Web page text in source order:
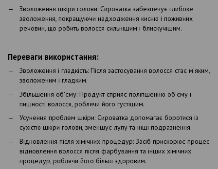
Зволоження шкіри голови: Сироватка забезпечує глибоке
зволоження, покращуючи надходження кисню і поживних
речовин, що робить волосся сильнішим і блискучішим.
Переваги використання:
Зволоження і гладкість: Після застосування волосся стає м'яким,
зволоженим і гладким.
Збільшення об'єму: Продукт сприяє поліпшенню об'єму і
пишності волосся, роблячи його густішим.
Усунення проблем шкіри: Сироватка допомагає боротися із
сухістю шкіри голови, зменшує лупу та інші подразнення.
Відновлення після хімічних процедур: Засіб прискорює процес
відновлення волосся після фарбування та інших хімічних
процедур, роблячи його більш здоровим.